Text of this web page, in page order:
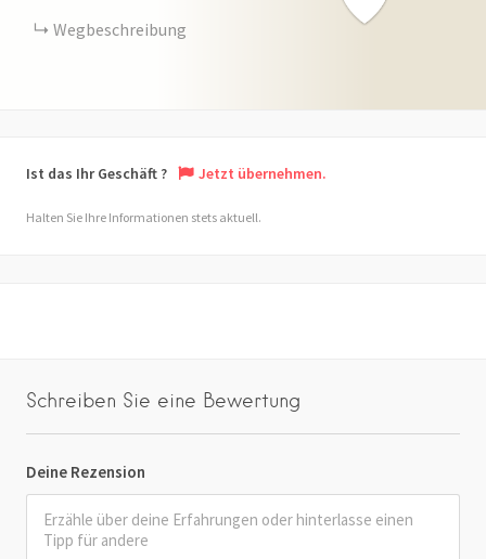
Wegbeschreibung
Ist das Ihr Geschäft ? Jetzt übernehmen.
Halten Sie Ihre Informationen stets aktuell.
Schreiben Sie eine Bewertung
Deine Rezension